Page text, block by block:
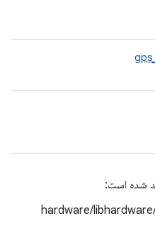
شده است:
hardware/